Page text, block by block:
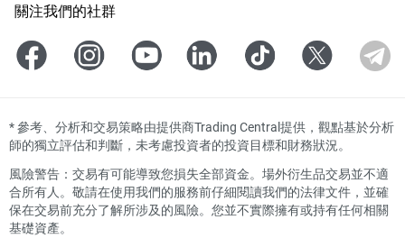
關注我們的社群
*參考、分析和交易策略由提供商Trading Central提供，觀點基於分析
師的獨立評估和判斷，未考慮投資者的投資目標和財務狀況。
風險警告：交易有可能導致您損失全部資金。場外衍生品交易並不適
合所有人。敬請在使用我們的服務前仔細閱讀我們的法律文件，並確
保在交易前充分了解所涉及的風險。您並不實際擁有或持有任何相關
基礎資產。